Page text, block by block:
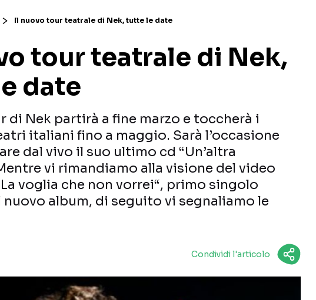
Il nuovo tour teatrale di Nek, tutte le date
tour teatrale di Nek,
date
di Nek partirà a fine marzo e toccherà i
italiani fino a maggio. Sarà l’occasione
dal vivo il suo ultimo cd “Un’altra
vi rimandiamo alla visione del video
voglia che non vorrei“, primo singolo
album, di seguito vi segnaliamo le
Condividi l'articolo